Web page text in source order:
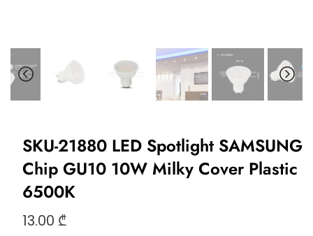
SKU-21880 LED Spotlight SAMSUNG
Chip GU10 10W Milky Cover Plastic
6500K
13.00 ₾